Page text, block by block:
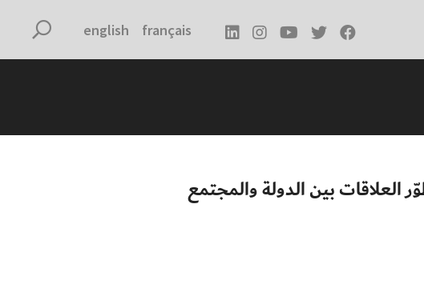
english français
العلاقات بين الدولة والمجتمع